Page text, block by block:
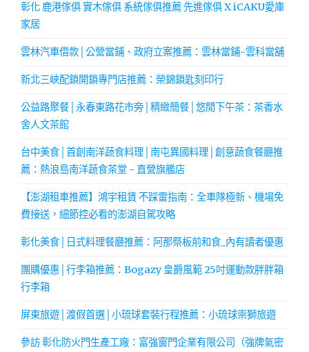
彰化 鹿港傢俱 實木傢俱 系統傢俱推薦 先進傢俱 X iCAKU愛庫
家居
雲林汽車借款│公營當鋪、政府立案推薦：雲林當鋪-雲科當舖
新北三峽配鎖開鎖專門店推薦：榮錦鎖匙刻印行
公益路聚餐│永春東路花市旁│精緻簡餐│悠閒下午茶：茶香水
舍人文茶館
台中美食│首創南洋蔬食料理│南屯異國料理│創意蔬食餐廳推
薦：熱浪島南洋蔬食茶堂 - 直營旗艦店
【澎湖租車推薦】鴻宇租賃 不踩雷指南：全車隊極新、機場免
費接送，細節控必看的澎湖自駕攻略
彰化美食│日式料理餐廳推薦：阿那祭板前和食_內有讀者優惠
團購優惠│行李箱推薦：Bogazy 皇爵風範 25吋運動款胖胖箱
行李箱
屏東旅遊│渡假首選│小琉球套裝行程推薦：小琉球崇獅旅遊
參訪 彰化防火門生產工廠：富強窗門企業有限公司（強牌氣密